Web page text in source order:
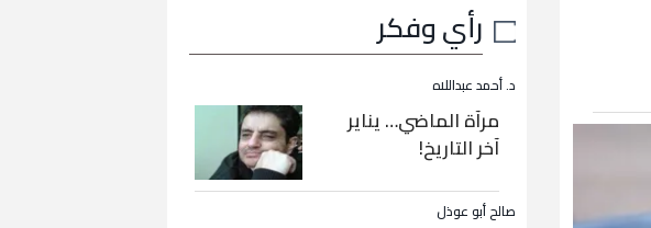
رأي وفكر
د. أحمد عبداللاه
مرآة الماضي… يناير
آخر التاريخ!
صالح أبو عوذل